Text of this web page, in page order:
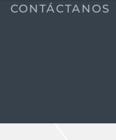
CONTÁCTANOS